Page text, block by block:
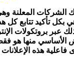
الشركات المعلنة
تأكيد تتابع كل
بروتكولات
الأساسي منها هو
هذه